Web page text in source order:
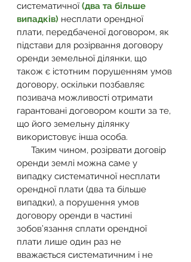
систематичної (два та більше
випадків) несплати орендної
плати, передбаченої договором, як
підстави для розірвання договору
оренди земельної ділянки, що
також є істотним порушенням умов
договору, оскільки позбавляє
позивача можливості отримати
гарантовані договором кошти за те,
що його земельну ділянку
використовує інша особа.
Таким чином, розірвати договір
оренди землі можна саме у
випадку систематичної несплати
орендної плати (два та більше
випадки), а порушення умов
договору оренди в частині
зобов’язання сплати орендної
плати лише один раз не
вважається систематичним і не